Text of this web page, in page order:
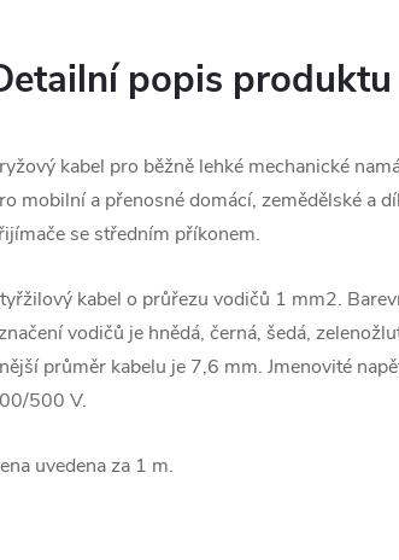
popis produktu
kabel pro běžně lehké mechanické
mobilní a přenosné domácí, zemědělské a
se středním příkonem.
kabel o průřezu vodičů 1 mm2.
vodičů je hnědá, černá, šedá,
průměr kabelu je 7,6 mm. Jmenovité
500 V.
uvedena za 1 m.